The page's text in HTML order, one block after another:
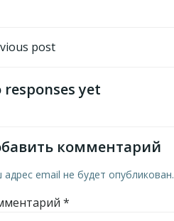
post
responses yet
комментарий
email не будет опубликован.
*